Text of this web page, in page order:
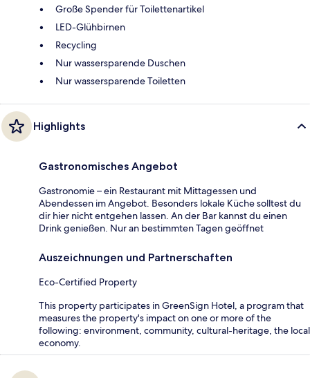
Große Spender für Toilettenartikel
LED-Glühbirnen
Recycling
Nur wassersparende Duschen
Nur wassersparende Toiletten
Highlights
Gastronomisches Angebot
Gastronomie – ein Restaurant mit Mittagessen und
Abendessen im Angebot. Besonders lokale Küche solltest du
dir hier nicht entgehen lassen. An der Bar kannst du einen
Drink genießen. Nur an bestimmten Tagen geöffnet
Auszeichnungen und Partnerschaften
Eco-Certified Property
This property participates in GreenSign Hotel, a program that
measures the property's impact on one or more of the
following: environment, community, cultural-heritage, the local
economy.